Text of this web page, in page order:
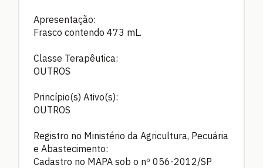
Apresentação:
Frasco contendo 473 mL.
Classe Terapêutica:
OUTROS
Princípio(s) Ativo(s):
OUTROS
Registro no Ministério da Agricultura, Pecuária
e Abastecimento:
Cadastro no MAPA sob o nº 056-2012/SP